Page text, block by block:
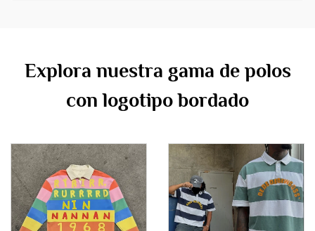
Explora nuestra gama de polos
con logotipo bordado